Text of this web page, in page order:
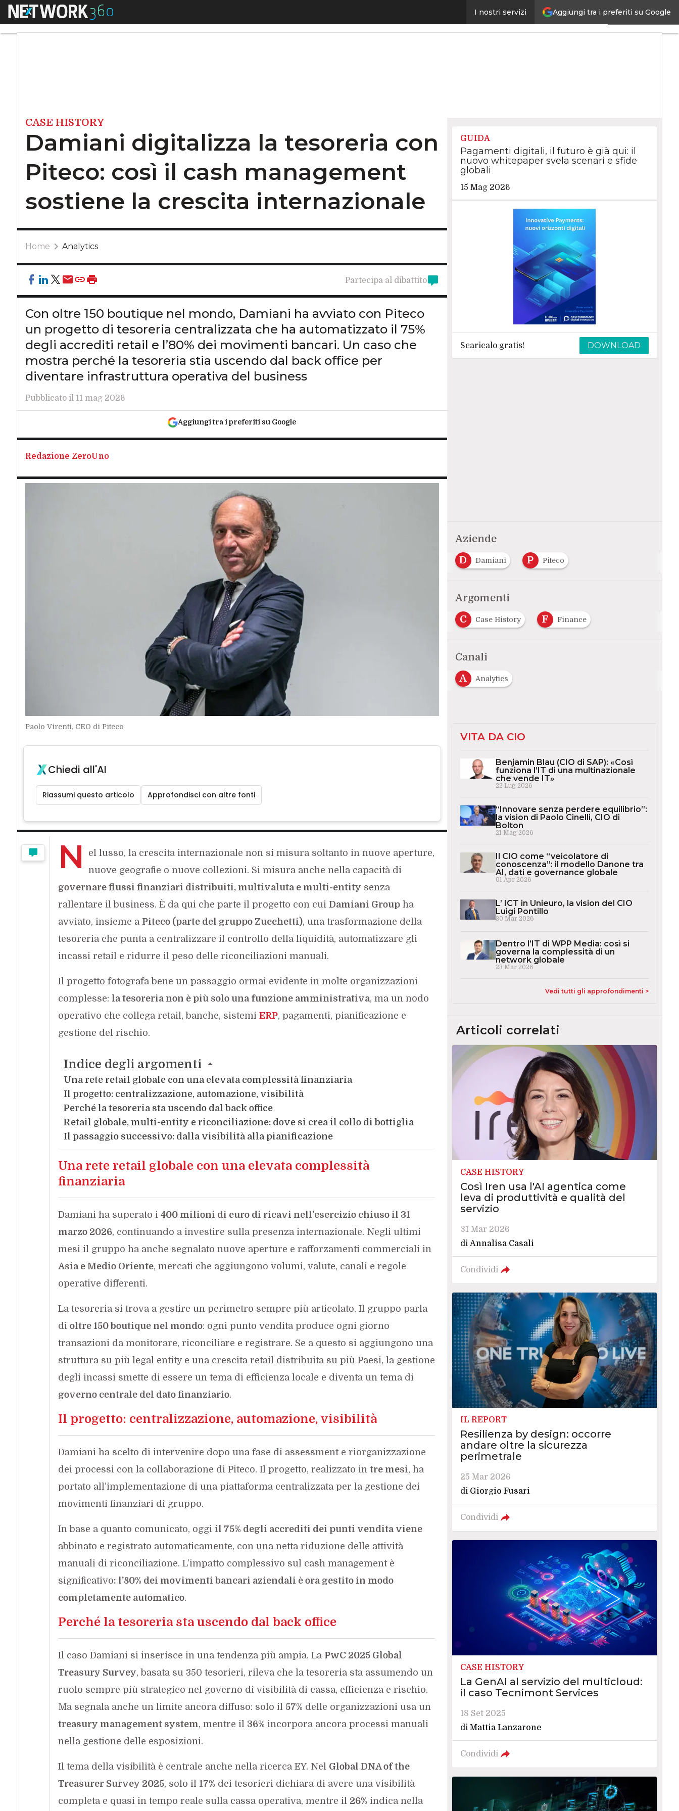
Aggiungi tra i preferiti su Google
I nostri servizi
Menu Damiani digitalizza la tesoreria con Piteco: così il cash management sostiene la crescita internazionaleUltimi
articoli
Agile4Executive
CASE HISTORY
Damiani digitalizza la tesoreria con
Piteco: così il cash management
sostiene la crescita internazionale
Home Analytics
Partecipa al dibattito
Con oltre 150 boutique nel mondo, Damiani ha avviato con Piteco
un progetto di tesoreria centralizzata che ha automatizzato il 75%
degli accrediti retail e l’80% dei movimenti bancari. Un caso che
mostra perché la tesoreria stia uscendo dal back office per
diventare infrastruttura operativa del business
Pubblicato il 11 mag 2026
Aggiungi tra i preferiti su Google
Redazione ZeroUno
Paolo Virenti, CEO di Piteco
Chiedi all'AI
Riassumi questo articolo Approfondisci con altre fonti
N
el lusso, la crescita internazionale non si misura soltanto in nuove aperture,
nuove geografie o nuove collezioni. Si misura anche nella capacità di
governare flussi finanziari distribuiti, multivaluta e multi-entity senza
rallentare il business. È da qui che parte il progetto con cui Damiani Groupha
avviato, insieme a Piteco (parte del gruppo Zucchetti), una trasformazione della
tesoreria che punta a centralizzare il controllo della liquidità, automatizzare gli
incassi retail e ridurre il peso delle riconciliazioni manuali.
Il progetto fotografa bene un passaggio ormai evidente in molte organizzazioni
complesse: la tesoreria non è più solo una funzione amministrativa, ma un nodo
operativo che collega retail, banche, sistemi ERP, pagamenti, pianificazione e
gestione del rischio.
Indice degli argomenti
Una rete retail globale con una elevata complessità finanziaria
Il progetto: centralizzazione, automazione, visibilità
Perché la tesoreria sta uscendo dal back office
Retail globale, multi-entity e riconciliazione: dove si crea il collo di bottiglia
Il passaggio successivo: dalla visibilità alla pianificazione
Una rete retail globale con una elevata complessità
finanziaria
Damiani ha superato i 400 milioni di euro di ricavi nell’esercizio chiuso il 31
marzo 2026, continuando a investire sulla presenza internazionale. Negli ultimi
mesi il gruppo ha anche segnalato nuove aperture e rafforzamenti commerciali in
Asia e Medio Oriente, mercati che aggiungono volumi, valute, canali e regole
operative differenti.
La tesoreria si trova a gestire un perimetro sempre più articolato. Il gruppo parla
di oltre 150 boutique nel mondo: ogni punto vendita produce ogni giorno
transazioni da monitorare, riconciliare e registrare. Se a questo si aggiungono una
struttura su più legal entity e una crescita retail distribuita su più Paesi, la gestione
degli incassi smette di essere un tema di efficienza locale e diventa un tema di
governo centrale del dato finanziario.
Il progetto: centralizzazione, automazione, visibilità
Damiani ha scelto di intervenire dopo una fase di assessment e riorganizzazione
dei processi con la collaborazione di Piteco. Il progetto, realizzato in tre mesi, ha
portato all’implementazione di una piattaforma centralizzata per la gestione dei
movimenti finanziari di gruppo.
In base a quanto comunicato, oggi il 75% degli accrediti dei punti vendita viene
abbinato e registrato automaticamente, con una netta riduzione delle attività
manuali di riconciliazione. L’impatto complessivo sul cash management è
significativo: l’80% dei movimenti bancari aziendali è ora gestito in modo
completamente automatico.
Perché la tesoreria sta uscendo dal back office
Il caso Damiani si inserisce in una tendenza più ampia. La PwC 2025 Global
Treasury Survey, basata su 350 tesorieri, rileva che la tesoreria sta assumendo un
ruolo sempre più strategico nel governo di visibilità di cassa, efficienza e rischio.
Ma segnala anche un limite ancora diffuso: solo il 57% delle organizzazioni usa un
treasury management system, mentre il 36% incorpora ancora processi manuali
nella gestione delle esposizioni.
Il tema della visibilità è centrale anche nella ricerca EY. Nel Global DNA of the
Treasurer Survey 2025, solo il 17% dei tesorieri dichiara di avere una visibilità
completa e quasi in tempo reale sulla cassa operativa, mentre il 26% indica nella
GUIDA
Pagamenti digitali, il futuro è già qui: il
nuovo whitepaper svela scenari e sfide
globali
15 Mag 2026
Scaricalo gratis! DOWNLOAD
Aziende
D
Damiani P Piteco
Argomenti
C
Case History F Finance
Canali
A
Analytics
VITA DA CIO
Benjamin Blau (CIO di SAP): «Così
funziona l’IT di una multinazionale
che vende IT»
22 Lug 2026
“Innovare senza perdere equilibrio”:
la vision di Paolo Cinelli, CIO di
Bolton
21 Mag 2026
Il CIO come “veicolatore di
conoscenza”: il modello Danone tra
AI, dati e governance globale
01 Apr 2026
L’ ICT in Unieuro, la vision del CIO
Luigi Pontillo
30 Mar 2026
Dentro l’IT di WPP Media: così si
governa la complessità di un
network globale
23 Mar 2026
Vedi tutti gli approfondimenti >
Articoli correlati
CASE HISTORY
Così Iren usa l'AI agentica come
leva di produttività e qualità del
servizio
31 Mar 2026
diAnnalisa Casali
Condividi
IL REPORT
Resilienza by design: occorre
andare oltre la sicurezza
perimetrale
25 Mar 2026
di Giorgio Fusari
Condividi
CASE HISTORY
La GenAI al servizio del multicloud:
il caso Tecnimont Services
18 Set 2025
di Mattia Lanzarone
Condividi